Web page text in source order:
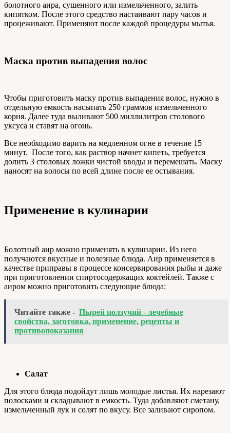
болотного аира, сушенного или измельченного, залить
кипятком. После этого средство настаивают пару часов и
процеживают. Применяют после каждой процедуры мытья.
Маска против выпадения волос
Чтобы приготовить маску против выпадения волос, нужно в
отдельную емкость насыпать 250 граммов измельченного
корня. Далее туда выливают 500 миллилитров столового
уксуса и ставят на огонь.
Все необходимо варить на медленном огне в течение 15
минут. После того, как раствор начнет кипеть, требуется
долить 3 столовых ложки чистой вводы и перемешать. Маску
наносят на волосы по всей длине после ее остывания.
Применение в кулинарии
Болотный аир можно применять в кулинарии. Из него
получаются вкусные и полезные блюда. Аир применяется в
качестве приправы в процессе консервирования рыбы и даже
при приготовлении спиртосодержащих коктейлей. Также с
аиром можно приготовить следующие блюда:
Читайте также - Пырей ползучий - лечебные
свойства, заготовка, применение, рецепты и
противопоказания
Салат
Для этого блюда подойдут лишь молодые листья. Их нарезают
полосками и складывают в емкость. Туда добавляют сметану,
измельченный лук и солят по вкусу. Все заливают сиропом.